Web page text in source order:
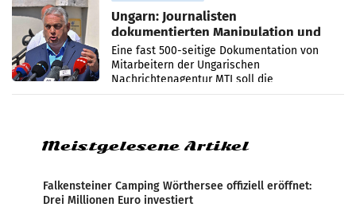
Ungarn: Journalisten
dokumentierten Manipulation und
Zensur
Eine fast 500-seitige Dokumentation von
Mitarbeitern der Ungarischen
Nachrichtenagentur MTI soll die
systematische Nachrichten-Manipulation und
Meistgelesene Artikel
Falkensteiner Camping Wörthersee offiziell eröffnet:
Drei Millionen Euro investiert